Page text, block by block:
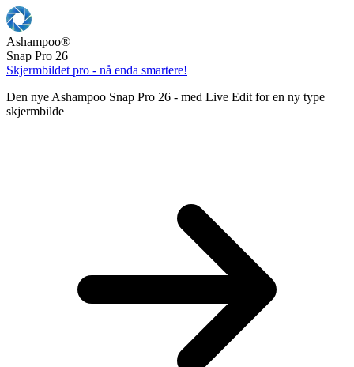
Ashampoo®
Snap Pro 26
Skjermbildet pro - nå enda smartere!
Den nye Ashampoo Snap Pro 26 - med Live Edit for en ny type
skjermbilde